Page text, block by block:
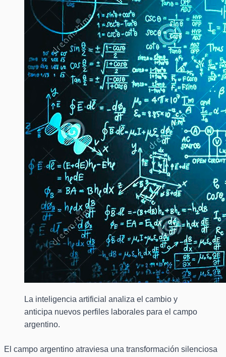
La inteligencia artificial analiza el cambio y
anticipa nuevos perfiles laborales para el campo
argentino.
El campo argentino atraviesa una transformación silenciosa